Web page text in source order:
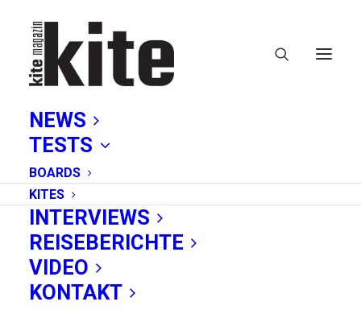
NEWS
TESTS
BOARDS
KITES
INTERVIEWS
REISEBERICHTE
VIDEO
KONTAKT
Juist